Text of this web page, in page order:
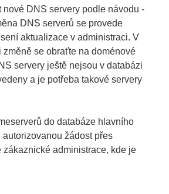
nové DNS servery podle návodu -
DNS serverů se provede
aktualizace v administraci. V
změně se obraťte na doménové
servery ještě nejsou v databázi
a je potřeba takové servery
do databáze hlavního
žádost přes
zákaznické administrace, kde je